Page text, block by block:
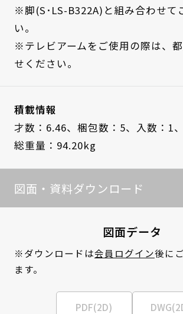
※脚(S･LS-B322A)と組み合わせて
い。
※テレビアームをご使用の際は、
せください。
積載情報
才数：6.46、 梱包数：5、 入数：1、
総重量：94.20kg
図面・資料ダウンロード
図面データ
※ダウンロードは会員ログイン後に
ます。
PDF(2D)